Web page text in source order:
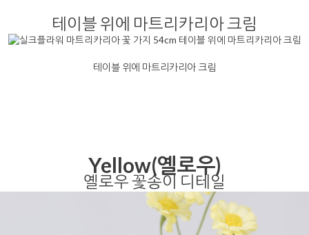
테이블 위에 마트리카리아 크림
테이블 위에 마트리카리아 크림
Yellow(옐로우)
옐로우 꽃송이 디테일